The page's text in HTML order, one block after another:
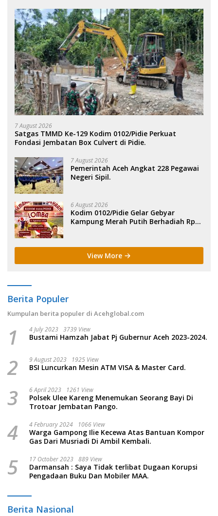
7 August 2026
Satgas TMMD Ke-129 Kodim 0102/Pidie Perkuat
Fondasi Jembatan Box Culvert di Pidie.
7 August 2026
Pemerintah Aceh Angkat 228 Pegawai
Negeri Sipil.
6 August 2026
Kodim 0102/Pidie Gelar Gebyar
Kampung Merah Putih Berhadiah Rp
View More
Berita Populer
Kumpulan berita populer di Acehglobal.com
1 4 July 2023 3739 View
Bustami Hamzah Jabat Pj Gubernur Aceh 2023-2024.
2 9 August 2023 1925 View
BSI Luncurkan Mesin ATM VISA & Master Card.
3 6 April 2023 1261 View
Polsek Ulee Kareng Menemukan Seorang Bayi Di
Trotoar Jembatan Pango.
4 4 February 2024 1066 View
Warga Gampong Ilie Kecewa Atas Bantuan Kompor
Gas Dari Musriadi Di Ambil Kembali.
5 17 October 2023 889 View
Darmansah : Saya Tidak terlibat Dugaan Korupsi
Pengadaan Buku Dan Mobiler MAA.
Berita Nasional